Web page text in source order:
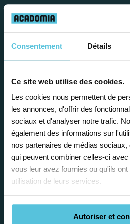
Consentement Détails
Ce site web utilise des cookies.
Les cookies nous permettent de
les annonces, d'offrir des
sociaux et d'analyser notre trafic.
également des informations sur
nos partenaires de médias
qui peuvent combiner celles-ci
vous leur avez fournies ou qu'ils
utilisation de leurs services.
Autoriser et
Travailler chez
présente de
avantages
Enseignez près de
vos
Afin de garantir
accompagnement, nous
emploi du temps en
vos disponibilités et